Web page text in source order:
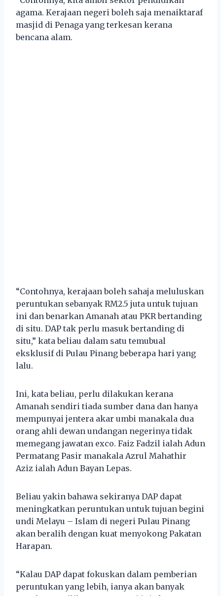
agama. Kerajaan negeri boleh saja menaiktaraf
masjid di Penaga yang terkesan kerana
bencana alam.
“Contohnya, kerajaan boleh sahaja meluluskan
peruntukan sebanyak RM2.5 juta untuk tujuan
ini dan benarkan Amanah atau PKR bertanding
di situ. DAP tak perlu masuk bertanding di
situ,” kata beliau dalam satu temubual
eksklusif di Pulau Pinang beberapa hari yang
lalu.
Ini, kata beliau, perlu dilakukan kerana
Amanah sendiri tiada sumber dana dan hanya
mempunyai jentera akar umbi manakala dua
orang ahli dewan undangan negerinya tidak
memegang jawatan exco. Faiz Fadzil ialah Adun
Permatang Pasir manakala Azrul Mahathir
Aziz ialah Adun Bayan Lepas.
Beliau yakin bahawa sekiranya DAP dapat
meningkatkan peruntukan untuk tujuan begini
undi Melayu – Islam di negeri Pulau Pinang
akan beralih dengan kuat menyokong Pakatan
Harapan.
“Kalau DAP dapat fokuskan dalam pemberian
peruntukan yang lebih, ianya akan banyak